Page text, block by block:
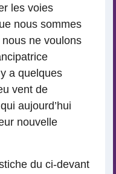
les voies
nous sommes
ne voulons
a quelques
vent de
aujourd’hui
nouvelle
du ci-devant